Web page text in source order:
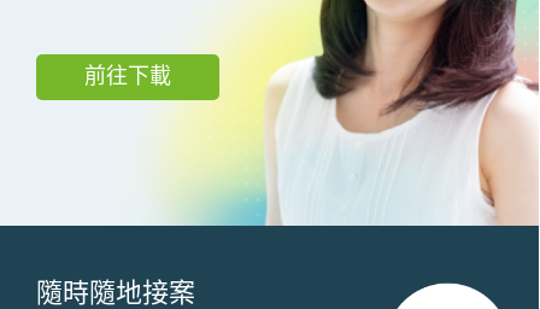
前往下載
隨時隨地接案